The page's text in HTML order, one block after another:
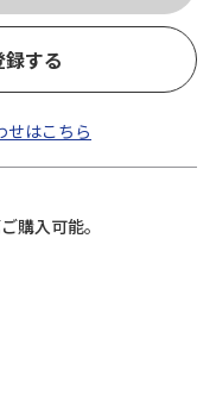
する
せはこちら
購入可能。